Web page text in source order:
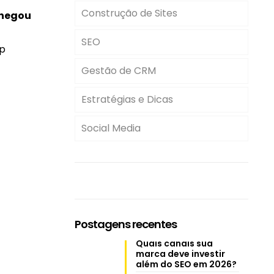
Construção de Sites
SEO
Gestão de CRM
Estratégias e Dicas
Social Media
Postagens recentes
Quais canais sua
marca deve investir
além do SEO em 2026?